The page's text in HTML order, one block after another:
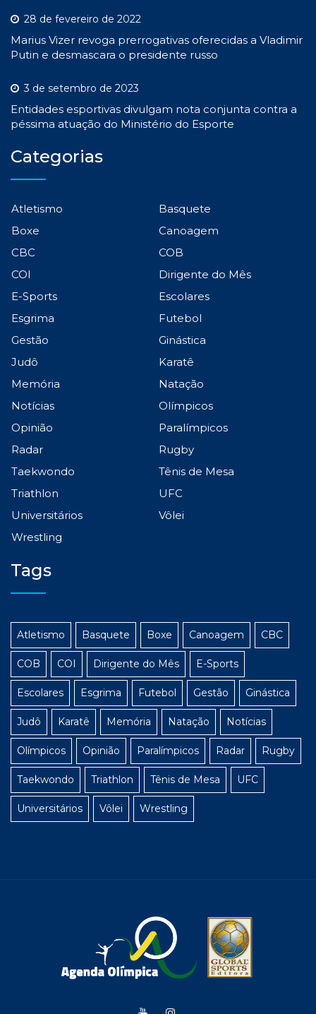
28 de fevereiro de 2022
Marius Vizer revoga prerrogativas oferecidas a Vladimir
Putin e desmascara o presidente russo
3 de setembro de 2023
Entidades esportivas divulgam nota conjunta contra a
péssima atuação do Ministério do Esporte
Categorias
Atletismo
Basquete
Boxe
Canoagem
CBC
COB
COI
Dirigente do Mês
E-Sports
Escolares
Esgrima
Futebol
Gestão
Ginástica
Judô
Karatê
Memória
Natação
Notícias
Olímpicos
Opinião
Paralímpicos
Radar
Rugby
Taekwondo
Tênis de Mesa
Triathlon
UFC
Universitários
Vôlei
Wrestling
Tags
Atletismo Basquete Boxe Canoagem CBC
COB COI Dirigente do Mês E-Sports
Escolares Esgrima Futebol Gestão Ginástica
Judô Karatê Memória Natação Notícias
Olímpicos Opinião Paralímpicos Radar Rugby
Taekwondo Triathlon Tênis de Mesa UFC
Universitários Vôlei Wrestling